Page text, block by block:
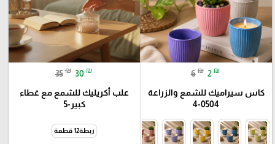
6 ₪ 2 ₪
كاس سيراميك للشمع والزراعة
0504-4
35 ₪ 30 ₪
علب أكريليك للشمع مع غطاء
كبير-5
ربطة12 قطعة